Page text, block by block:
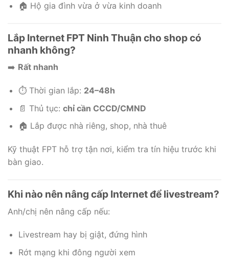
🏠 Hộ gia đình vừa ở vừa kinh doanh
Lắp Internet FPT Ninh Thuận cho shop có
nhanh không?
➡️ Rất nhanh
⏱️ Thời gian lắp: 24–48h
📄 Thủ tục: chỉ cần CCCD/CMND
🏠 Lắp được nhà riêng, shop, nhà thuê
Kỹ thuật FPT hỗ trợ tận nơi, kiểm tra tín hiệu trước khi
bàn giao.
Khi nào nên nâng cấp Internet để livestream?
Anh/chị nên nâng cấp nếu:
Livestream hay bị giật, đứng hình
Rớt mạng khi đông người xem